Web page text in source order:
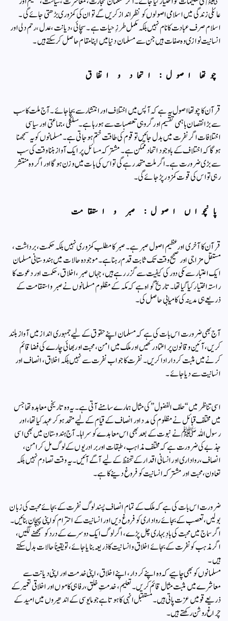
عائلی زندگی میں اسلامی اصولوں کو نظر انداز کریں گے تو ان کی کمزوری بڑھتی جائے گی۔
اسلام صرف عبادت کا نام نہیں بلکہ مکمل طرزِ حیات ہے۔ سچائی، دیانت، عدل، رحم دلی اور
انسانیت نوازی وہ صفات ہیں جن سے مسلمان دنیا میں اپنا مقام حاصل کرسکتے ہیں۔
چوتھا اصول: اتحاد و اتفاق
قرآن کا چوتھا اصول یہ ہے کہ آپس میں اختلاف اور انتشار سے بچا جائے۔ آج ملت کا سب
سے بڑا نقصان باہمی تقسیم اور گروہی تعصبات سے ہورہا ہے۔ مسلکی، جماعتی اور سیاسی
اختلافات اگر نفرت میں بدل جائیں تو قوم کی طاقت ختم ہوجاتی ہے۔ مسلمانوں کو یہ سمجھنا
ہوگا کہ اختلاف کے باوجود اتحاد ممکن ہے۔ مشترکہ مسائل پر ایک آواز بننا وقت کی سب
سے بڑی ضرورت ہے۔ اگر ملت متحد رہے گی تو اس کی بات میں وزن ہوگا اور اگر وہ منتشر
رہی تو اس کی قوت کمزور پڑ جائے گی۔
پانچواں اصول: صبر و استقامت
قرآن کا آخری اور عظیم اصول صبر ہے۔ صبر کا مطلب کمزوری نہیں بلکہ حکمت، برداشت،
مستقل مزاجی اور صحیح وقت تک ثابت قدم رہنا ہے۔ موجودہ حالات میں ہندوستانی مسلمان
ایک اعتبار سے مکی دور کی کیفیت سے گزر رہے ہیں، جہاں صبر، اخلاق، حکمت اور دعوت کا
راستہ اختیار کیا گیا تھا۔ تاریخ گواہ ہے کہ مکہ کے مظلوم مسلمانوں نے صبر و استقامت کے
ذریعے ہی مدینہ کی کامیابی حاصل کی۔
آج بھی ضرورت اس بات کی ہے کہ مسلمان اپنے حقوق کے لیے جمہوری انداز میں آواز بلند
کریں، آئین و قانون پر اعتماد رکھیں اور ملک میں امن، محبت اور بھائی چارے کی فضا قائم
کرنے میں مثبت کردار ادا کریں۔ نفرت کا جواب نفرت سے نہیں بلکہ اخلاق، انصاف اور
انسانیت سے دیا جائے۔
اسی تناظر میں “حلف الفضول” کی مثال ہمارے سامنے آتی ہے۔ یہ وہ تاریخی معاہدہ تھا جس
میں مختلف قبائل نے مظلوم کی مدد اور انصاف کے قیام کے لیے متحد ہوکر عہد کیا تھا، اور
رسول اللہ ﷺ نے نبوت کے بعد بھی اس معاہدے کو سراہا۔ آج ہندوستان میں بھی اسی
جذبے کی ضرورت ہے کہ مختلف مذاہب، طبقات اور برادریوں کے لوگ مل کر امن،
انصاف، رواداری اور انسانی اقدار کے تحفظ کے لیے آگے آئیں۔ یہ وقت تصادم نہیں بلکہ
تعاون، محبت اور مشترکہ انسانیت کو فروغ دینے کا ہے۔
ضرورت اس بات کی ہے کہ ملک کے تمام انصاف پسند لوگ نفرت کے بجائے محبت کی زبان
بولیں، تعصب کے بجائے رواداری کو فروغ دیں اور انسانیت کے احترام کو اپنی پہچان بنائیں۔
اگر سماج میں محبت کی بادِ بہاری چل پڑے، اگر لوگ ایک دوسرے کے درد کو سمجھنے لگیں،
اگر مذہب کو نفرت کے بجائے اخلاق و انسانیت کا ذریعہ بنایا جائے، تو یقیناً حالات بدل سکتے
ہیں۔
مسلمانوں کو بھی چاہیے کہ وہ اپنے کردار، اپنے اخلاق، اپنی خدمت اور اپنی دیانت سے
معاشرے میں مثبت مثال قائم کریں۔ تعلیم، خدمتِ خلق، رفاہی کاموں اور اخلاقی تعمیر کے
ذریعے قومیں عزت پاتی ہیں۔ مستقبل انہی کا ہوتا ہے جو مایوسی کے اندھیروں میں امید کے
چراغ روشن رکھتے ہیں۔